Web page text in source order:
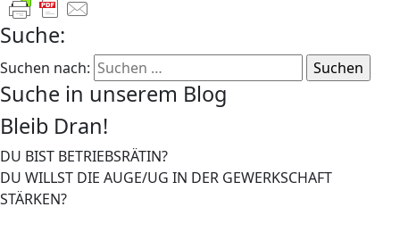
Suche:
Suchen nach:
Suche in unserem Blog
Bleib Dran!
DU BIST BETRIEBSRÄTIN?
DU WILLST DIE AUGE/UG IN DER GEWERKSCHAFT
STÄRKEN?